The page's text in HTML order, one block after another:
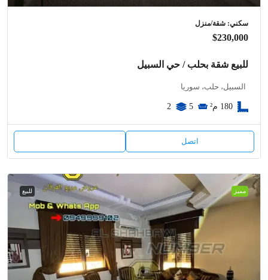
سكني: شقة/منزل
$230,000
للبيع شقة بحلب / حي السبيل
السبيل، حلب، سوريا
180 م² 5
2
اتصل
مميز للبيع